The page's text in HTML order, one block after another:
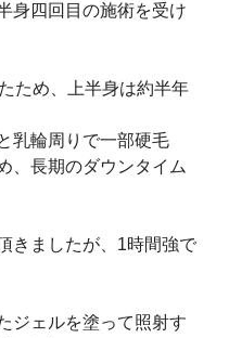
身四回目の施術を受け
ため、上半身は約半年
乳輪周りで一部硬毛
、長期のダウンタイム
きましたが、1時間強で
ジェルを塗って照射す